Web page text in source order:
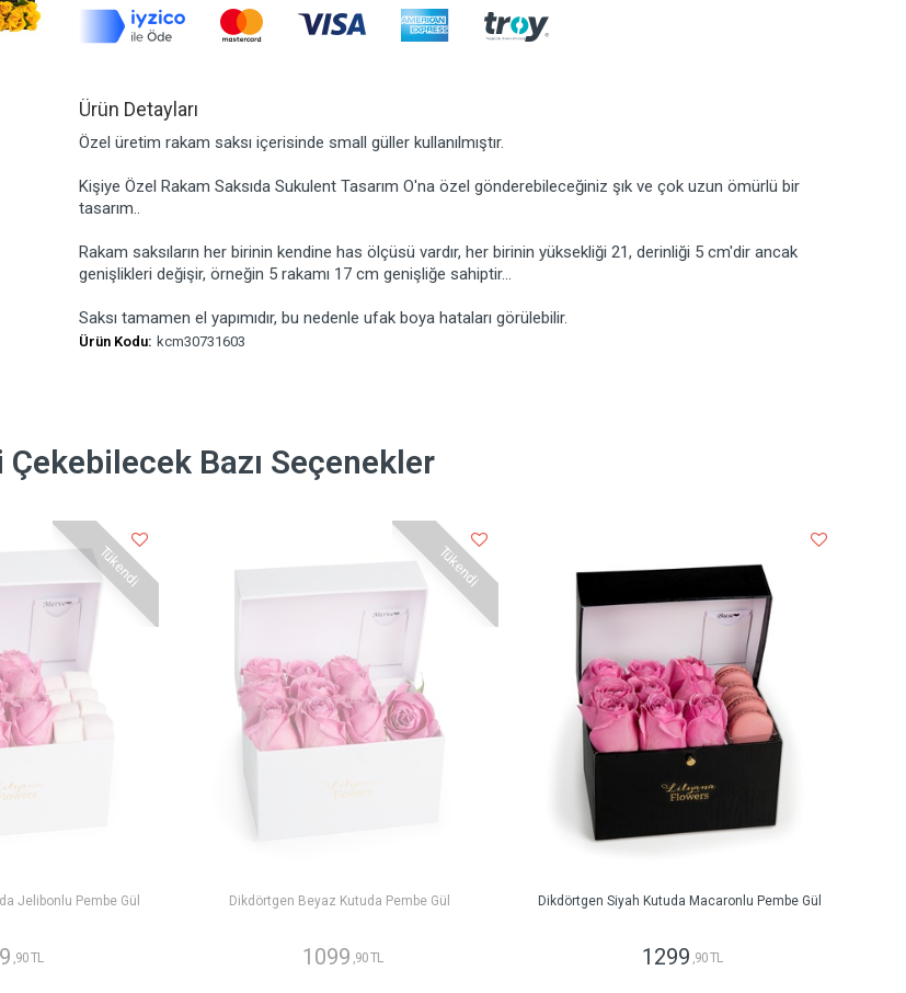
Ürün Detayları
Özel üretim rakam saksı içerisinde small güller kullanılmıştır.
Kişiye Özel Rakam Saksıda Sukulent Tasarım O'na özel gönderebileceğiniz şık ve çok uzun ömürlü bir
tasarım..
Rakam saksıların her birinin kendine has ölçüsü vardır, her birinin yüksekliği 21, derinliği 5 cm'dir ancak
genişlikleri değişir, örneğin 5 rakamı 17 cm genişliğe sahiptir...
Saksı tamamen el yapımıdır, bu nedenle ufak boya hataları görülebilir.
Ürün Kodu: kcm30731603
Bazı Seçenekler
Tükendi
Jelibonlu Pembe Gül
,90 TL
Tükendi
Dikdörtgen Beyaz Kutuda Pembe Gül
1099 ,90 TL
Dikdörtgen Siyah Kutuda Macaronlu Pembe Gül
1299 ,90 TL